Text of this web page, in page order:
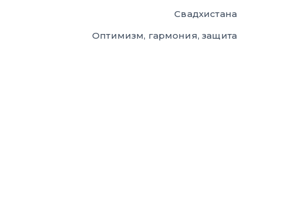
Свадхистана
Оптимизм, гармония, защита